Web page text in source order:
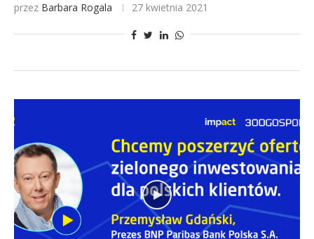
przez Barbara Rogala 27 kwietnia 2021